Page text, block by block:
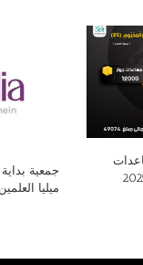
جمعية
ميليا